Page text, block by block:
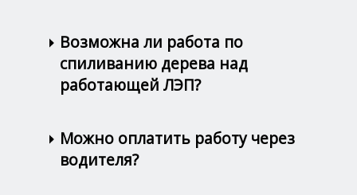
Возможна ли работа по
спиливанию дерева над
работающей ЛЭП?
Можно оплатить работу через
водителя?